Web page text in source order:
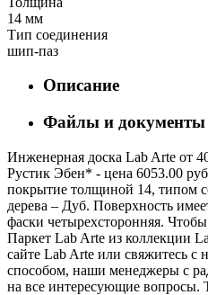
14 мм
Тип соединения
шип-паз
Описание
Файлы и документы
Инженерная доска Lab Arte от
Рустик Эбен* - цена 6053.00
покрытие толщиной 14, типом
дерева – Дуб. Поверхность
фаски четырехсторонняя.
Паркет Lab Arte из коллекции
сайте Lab Arte или свяжитесь
способом, наши менеджеры с
на все интересующие вопросы.